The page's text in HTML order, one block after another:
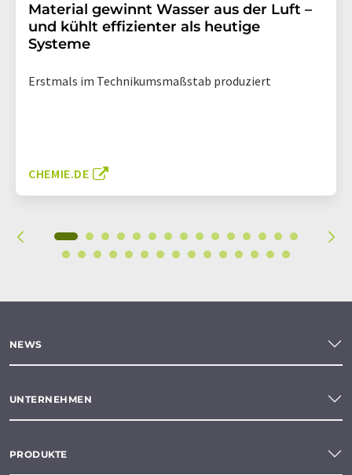
Material gewinnt Wasser aus der Luft –
und kühlt effizienter als heutige
Systeme
Erstmals im Technikumsmaßstab produziert
CHEMIE.DE
NEWS
UNTERNEHMEN
PRODUKTE